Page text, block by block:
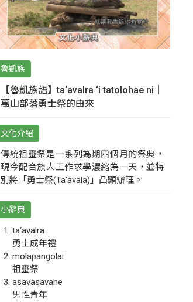
魯凱族
【魯凱族語】ta‘avalra ‘i tatolohae ni｜
萬山部落勇士祭的由來
文化介紹
傳統祖靈祭是一系列為期四個月的祭典，
現今配合族人工作求學濃縮為一天，並特
別將「勇士祭(Ta‘avala)」凸顯辦理。
小辭典
ta‘avalra
勇士成年禮
molapangolai
祖靈祭
asavasavahe
男性青年